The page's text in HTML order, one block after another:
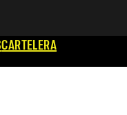
CARTELERA